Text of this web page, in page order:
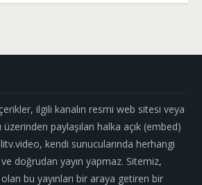
ilgili kanalın resmi web sitesi veya
paylaşılan halka açık (embed)
kendi sunucularında herhangi
doğrudan yayın yapmaz. Sitemiz,
bu yayınları bir araya getiren bir